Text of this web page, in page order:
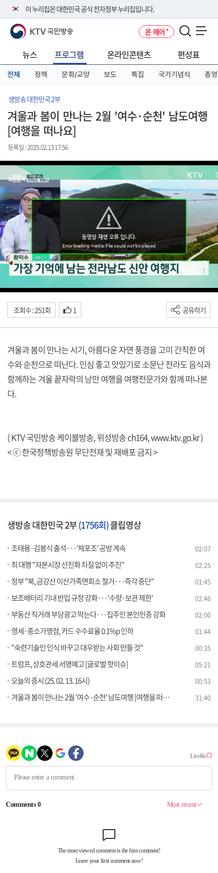
이 누리집은 대한민국 공식 전자정부 누리집입니다.
공식 누리집 주소 확인하기
니다.
이밖에 or.kr 또는 .kr등 다른 도메인 주소를 사용하고 있다면 아래 URL에
서 도메인 주소를 확인해 보세요
KTV 국민방송 온 에어
뉴스 프로그램 온라인콘텐츠 편성표
전체 정책 문화/교양 보도 특집 국가기념식 종영
생방송 대한민국 2부
겨울과 봄이 만나는 2월 '여수·순천' 남도여행
[여행을 떠나요]
등록일 : 2025.02.13 17:56
조회수 : 251회 1 공유하기
겨울과 봄이 만나는 시기, 아름다운 자연 풍경을 고이 간직한 여
수와 순천으로 떠난다. 인심 좋고 맛있기로 소문난 전라도 음식과
함께하는 겨울 끝자락의 낭만 여행을 여행전문가와 함께 떠나본
다.
( KTV 국민방송 케이블방송, 위성방송 ch164,www.ktv.go.kr)
< ⓒ 한국정책방송원 무단전재 및 재배포 금지 >
생방송 대한민국 2부(1756회)클립영상
조태용·김봉식 출석···'체포조' 공방 계속 02:07
최 대행 "자본시장 선진화 차질 없이 추진" 02:25
정부 "북, 금강산 이산가족면회소 철거···즉각 중단" 01:45
보조배터리 기내 반입 규정 강화···'수량·보관 제한' 02:46
부동산 직거래 부당광고 막는다···집주인 본인인증 강화 02:00
영세·중소가맹점, 카드 수수료율 0.1%p 인하 01:44
"숙련기술인 인식 바꾸고 대우받는 사회 만들 것" 00:35
트럼프, 상호관세 서명예고 [글로벌 핫이슈] 05:21
오늘의 증시 (25. 02. 13. 16시) 00:53
겨울과 봄이 만나는 2월 '여수·순천' 남도여행 [여행을 떠나요] 31:40